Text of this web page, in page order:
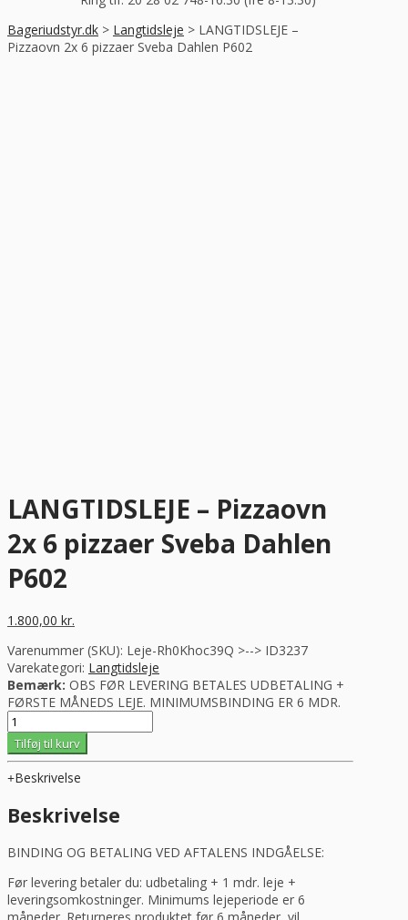
Bageriudstyr.dk > Langtidsleje > LANGTIDSLEJE –
Pizzaovn 2x 6 pizzaer Sveba Dahlen P602
LANGTIDSLEJE – Pizzaovn
2x 6 pizzaer Sveba Dahlen
P602
1.800,00 kr.
Varenummer (SKU): Leje-Rh0Khoc39Q >--> ID3237
Varekategori: Langtidsleje
Bemærk: OBS FØR LEVERING BETALES UDBETALING +
FØRSTE MÅNEDS LEJE. MINIMUMSBINDING ER 6 MDR.
LANGTIDSLEJE
-
Pizzaovn
2x
pizzaer
Sveba
P602
antal
Tilføj til kurv
Beskrivelse
Beskrivelse
BINDING OG BETALING VED AFTALENS INDGÅELSE:
Før levering betaler du: udbetaling + 1 mdr. leje +
leveringsomkostninger. Minimums lejeperiode er 6